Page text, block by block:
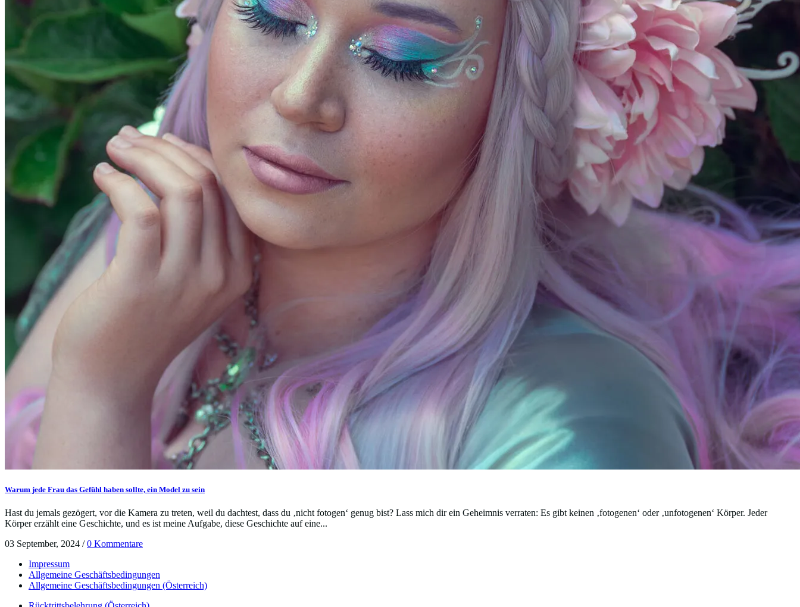
Warum jede Frau das Gefühl haben sollte, ein Model zu sein
Hast du jemals gezögert, vor die Kamera zu treten, weil du dachtest, dass du ‚nicht fotogen‘ genug bist? Lass mich dir ein Geheimnis verraten: Es gibt keinen ‚fotogenen‘ oder ‚unfotogenen‘ Körper. Jeder
Körper erzählt eine Geschichte, und es ist meine Aufgabe, diese Geschichte auf eine...
03 September, 2024 /0 Kommentare
Impressum
Allgemeine Geschäftsbedingungen
Allgemeine Geschäftsbedingungen (Österreich)